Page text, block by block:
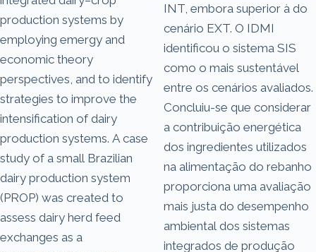
production systems by
employing emergy and
economic theory
perspectives, and to identify
strategies to improve the
intensification of dairy
production systems. A case
study of a small Brazilian
dairy production system
(PROP) was created to
assess dairy herd feed
exchanges as a
INT, embora superior à do
cenário EXT. O IDMI
identificou o sistema SIS
como o mais sustentável
entre os cenários avaliados.
Concluiu-se que considerar
a contribuição energética
dos ingredientes utilizados
na alimentação do rebanho
proporciona uma avaliação
mais justa do desempenho
ambiental dos sistemas
integrados de produção